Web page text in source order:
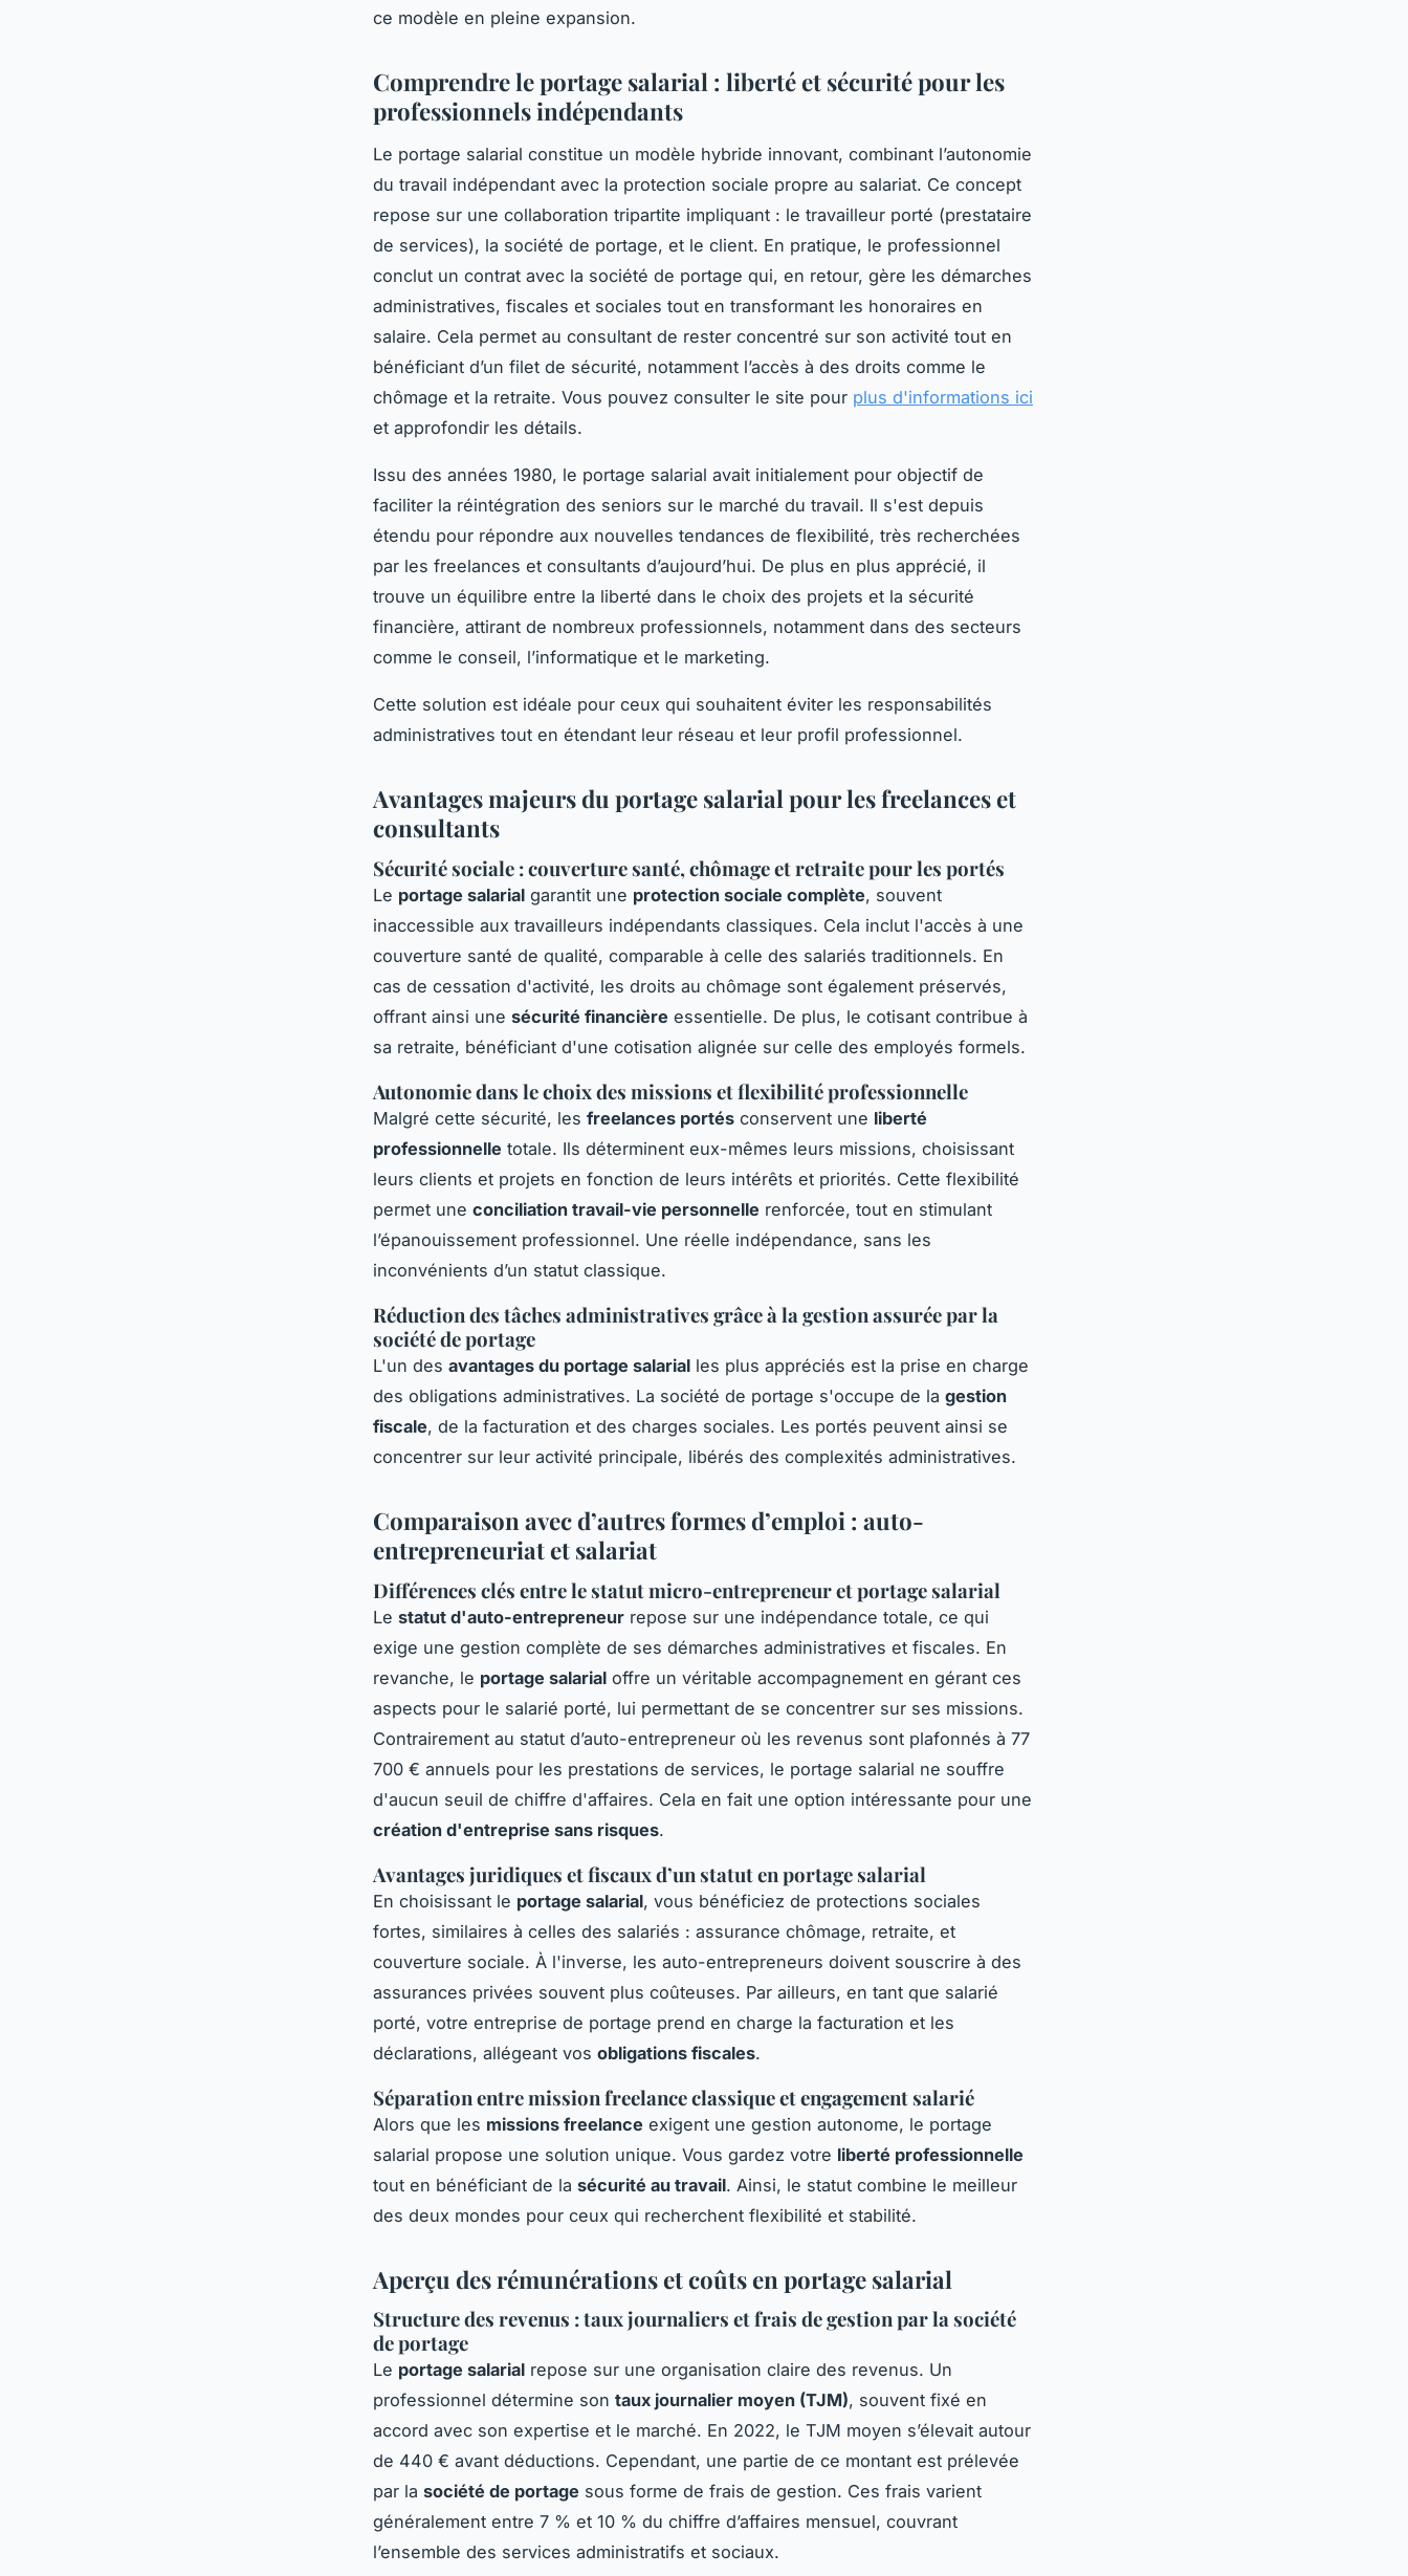
ce modèle en pleine expansion.
Comprendre le portage salarial : liberté et sécurité pour les
professionnels indépendants
Le portage salarial constitue un modèle hybride innovant, combinant l’autonomie
du travail indépendant avec la protection sociale propre au salariat. Ce concept
repose sur une collaboration tripartite impliquant : le travailleur porté (prestataire
de services), la société de portage, et le client. En pratique, le professionnel
conclut un contrat avec la société de portage qui, en retour, gère les démarches
administratives, fiscales et sociales tout en transformant les honoraires en
salaire. Cela permet au consultant de rester concentré sur son activité tout en
bénéficiant d’un filet de sécurité, notamment l’accès à des droits comme le
chômage et la retraite. Vous pouvez consulter le site pour plus d'informations ici
et approfondir les détails.
Issu des années 1980, le portage salarial avait initialement pour objectif de
faciliter la réintégration des seniors sur le marché du travail. Il s'est depuis
étendu pour répondre aux nouvelles tendances de flexibilité, très recherchées
par les freelances et consultants d’aujourd’hui. De plus en plus apprécié, il
trouve un équilibre entre la liberté dans le choix des projets et la sécurité
financière, attirant de nombreux professionnels, notamment dans des secteurs
comme le conseil, l’informatique et le marketing.
Cette solution est idéale pour ceux qui souhaitent éviter les responsabilités
administratives tout en étendant leur réseau et leur profil professionnel.
Avantages majeurs du portage salarial pour les freelances et
consultants
Sécurité sociale : couverture santé, chômage et retraite pour les portés
Le portage salarial garantit une protection sociale complète, souvent
inaccessible aux travailleurs indépendants classiques. Cela inclut l'accès à une
couverture santé de qualité, comparable à celle des salariés traditionnels. En
cas de cessation d'activité, les droits au chômage sont également préservés,
offrant ainsi une sécurité financière essentielle. De plus, le cotisant contribue à
sa retraite, bénéficiant d'une cotisation alignée sur celle des employés formels.
Autonomie dans le choix des missions et flexibilité professionnelle
Malgré cette sécurité, les freelances portés conservent une liberté
professionnelle totale. Ils déterminent eux-mêmes leurs missions, choisissant
leurs clients et projets en fonction de leurs intérêts et priorités. Cette flexibilité
permet une conciliation travail-vie personnelle renforcée, tout en stimulant
l’épanouissement professionnel. Une réelle indépendance, sans les
inconvénients d’un statut classique.
Réduction des tâches administratives grâce à la gestion assurée par la
société de portage
L'un des avantages du portage salarial les plus appréciés est la prise en charge
des obligations administratives. La société de portage s'occupe de la gestion
fiscale, de la facturation et des charges sociales. Les portés peuvent ainsi se
concentrer sur leur activité principale, libérés des complexités administratives.
Comparaison avec d’autres formes d’emploi : auto-
entrepreneuriat et salariat
Différences clés entre le statut micro-entrepreneur et portage salarial
Le statut d'auto-entrepreneur repose sur une indépendance totale, ce qui
exige une gestion complète de ses démarches administratives et fiscales. En
revanche, le portage salarial offre un véritable accompagnement en gérant ces
aspects pour le salarié porté, lui permettant de se concentrer sur ses missions.
Contrairement au statut d’auto-entrepreneur où les revenus sont plafonnés à 77
700 € annuels pour les prestations de services, le portage salarial ne souffre
d'aucun seuil de chiffre d'affaires. Cela en fait une option intéressante pour une
création d'entreprise sans risques.
Avantages juridiques et fiscaux d’un statut en portage salarial
En choisissant le portage salarial, vous bénéficiez de protections sociales
fortes, similai­res à celles des salariés : assurance chômage, retraite, et
couverture sociale. À l'inverse, les auto-entrepreneurs doivent souscrire à des
assurances privées souvent plus coûteuses. Par ailleurs, en tant que salarié
porté, votre entreprise de portage prend en charge la facturation et les
déclarations, allégeant vos obligations fiscales.
Séparation entre mission freelance classique et engagement salarié
Alors que les missions freelance exigent une gestion autonome, le portage
salarial propose une solution unique. Vous gardez votre liberté professionnelle
tout en bénéficiant de la sécurité au travail. Ainsi, le statut combine le meilleur
des deux mondes pour ceux qui recherchent flexibilité et stabilité.
Aperçu des rémunérations et coûts en portage salarial
Structure des revenus : taux journaliers et frais de gestion par la société
de portage
Le portage salarial repose sur une organisation claire des revenus. Un
professionnel détermine son taux journalier moyen (TJM), souvent fixé en
accord avec son expertise et le marché. En 2022, le TJM moyen s’élevait autour
de 440 € avant déductions. Cependant, une partie de ce montant est prélevée
par la société de portage sous forme de frais de gestion. Ces frais varient
généralement entre 7 % et 10 % du chiffre d’affaires mensuel, couvrant
l’ensemble des services administratifs et sociaux.